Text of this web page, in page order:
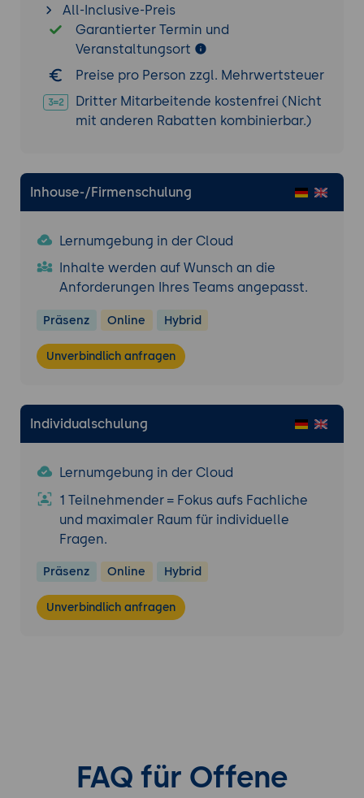
All-Inclusive-Preis
Garantierter Termin und
Veranstaltungsort
Preise pro Person zzgl. Mehrwertsteuer
Dritter Mitarbeitende kostenfrei (Nicht
mit anderen Rabatten kombinierbar.)
Inhouse-/Firmenschulung
Lernumgebung in der Cloud
Inhalte werden auf Wunsch an die
Anforderungen Ihres Teams angepasst.
Präsenz Online Hybrid
Unverbindlich anfragen
Individualschulung
Lernumgebung in der Cloud
1 Teilnehmender = Fokus aufs Fachliche
und maximaler Raum für individuelle
Fragen.
Präsenz Online Hybrid
Unverbindlich anfragen
FAQ für Offene